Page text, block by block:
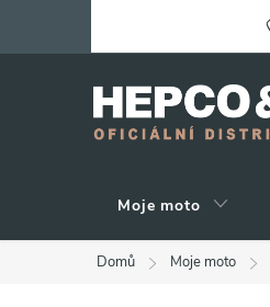
Moje moto
Domů Moje moto